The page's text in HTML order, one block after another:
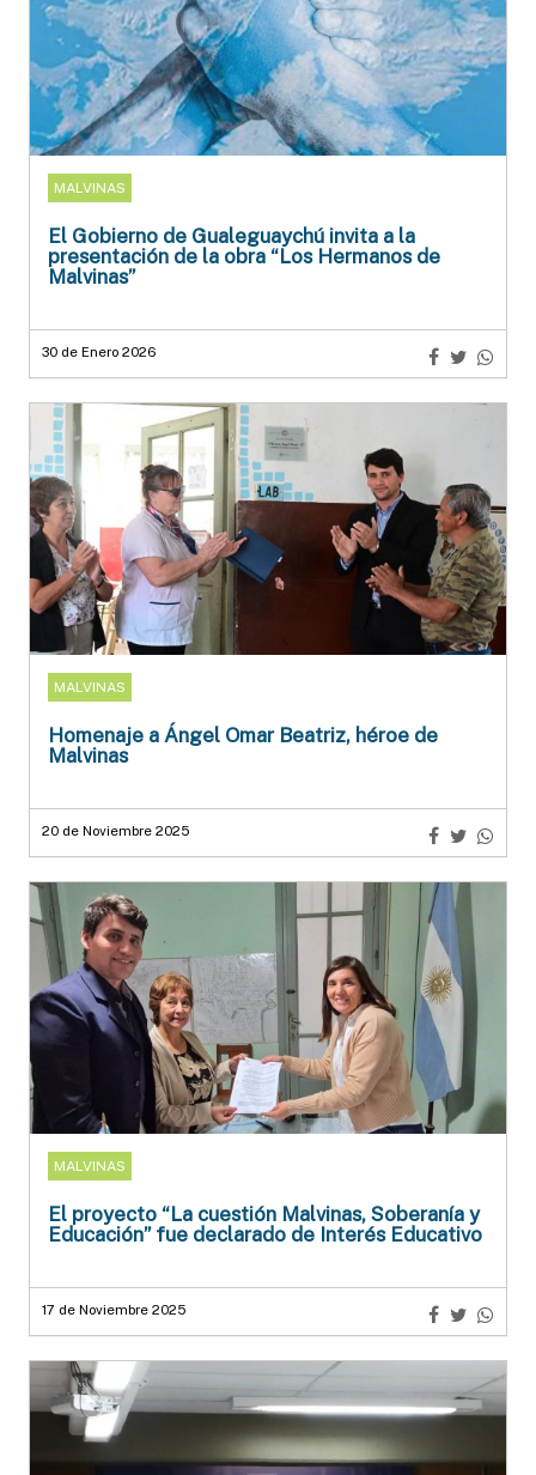
MALVINAS
El Gobierno de Gualeguaychú invita a la
presentación de la obra “Los Hermanos de
Malvinas”
30 de Enero 2026
MALVINAS
Homenaje a Ángel Omar Beatriz, héroe de
Malvinas
20 de Noviembre 2025
MALVINAS
El proyecto “La cuestión Malvinas, Soberanía y
Educación” fue declarado de Interés Educativo
17 de Noviembre 2025